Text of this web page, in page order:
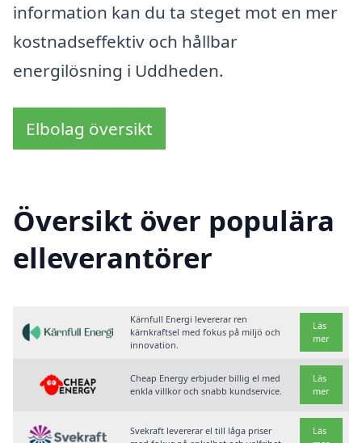
information kan du ta steget mot en mer
kostnadseffektiv och hållbar
energilösning i Uddheden.
Elbolag översikt
Översikt över populära
elleverantörer
Kärnfull Energi levererar ren
kärnkraftsel med fokus på miljö och
innovation.
Läs
mer
Cheap Energy erbjuder billig el med
enkla villkor och snabb kundservice.
Läs
mer
Svekraft levererar el till låga priser
Läs